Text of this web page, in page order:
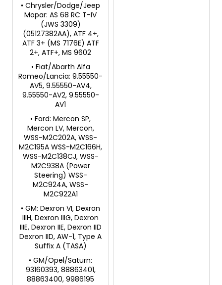
• Chrysler/Dodge/Jeep
Mopar: AS 68 RC T-IV
(JWS 3309)
(05127382AA), ATF 4+,
ATF 3+ (MS 7176E) ATF
2+, ATF+, MS 9602
• Fiat/Abarth Alfa
Romeo/Lancia: 9.55550-
AV5, 9.55550-AV4,
9.55550-AV2, 9.55550-
AV1
• Ford: Mercon SP,
Mercon LV, Mercon,
WSS-M2C202A, WSS-
M2C195A WSS-M2C166H,
WSS-M2C138CJ, WSS-
M2C938A (Power
Steering) WSS-
M2C924A, WSS-
M2C922A1
• GM: Dexron VI, Dexron
IIIH, Dexron IIIG, Dexron
IIIE, Dexron IIE, Dexron IID
Dexron IID, AW-1, Type A
Suffix A (TASA)
• GM/Opel/Saturn:
93160393, 88863401,
88863400, 9986195